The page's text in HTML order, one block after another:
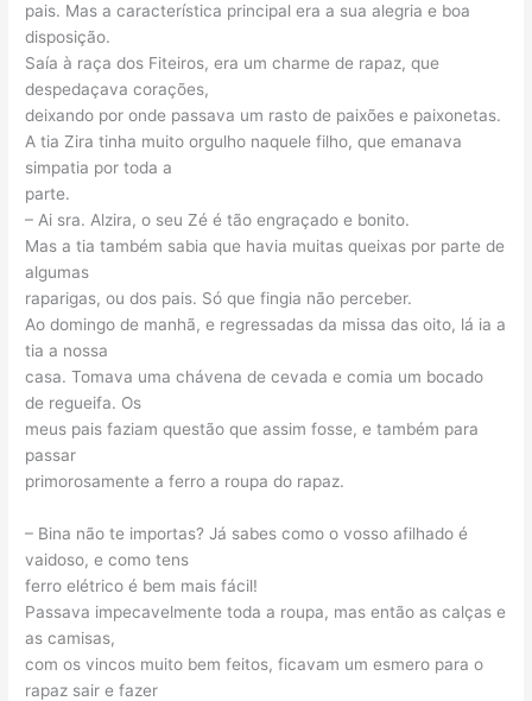
pais. Mas a característica principal era a sua alegria e boa
disposição.
Saía à raça dos Fiteiros, era um charme de rapaz, que
despedaçava corações,
deixando por onde passava um rasto de paixões e paixonetas.
A tia Zira tinha muito orgulho naquele filho, que emanava
simpatia por toda a
parte.
– Ai sra. Alzira, o seu Zé é tão engraçado e bonito.
Mas a tia também sabia que havia muitas queixas por parte de
algumas
raparigas, ou dos pais. Só que fingia não perceber.
Ao domingo de manhã, e regressadas da missa das oito, lá ia a
tia a nossa
casa. Tomava uma chávena de cevada e comia um bocado
de regueifa. Os
meus pais faziam questão que assim fosse, e também para
passar
primorosamente a ferro a roupa do rapaz.
– Bina não te importas? Já sabes como o vosso afilhado é
vaidoso, e como tens
ferro elétrico é bem mais fácil!
Passava impecavelmente toda a roupa, mas então as calças e
as camisas,
com os vincos muito bem feitos, ficavam um esmero para o
rapaz sair e fazer